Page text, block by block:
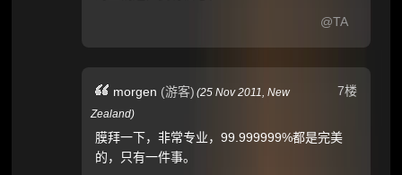
@TA
7楼
morgen (游客) (25 Nov 2011,New
Zealand)
膜拜一下，非常专业，99.999999%都是完美
的，只有一件事。